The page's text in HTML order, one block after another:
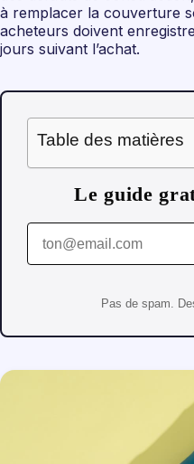
à remplacer la couverture
acheteurs doivent
jours suivant l’achat.
Table des matières
Le guide
Pas de spam.